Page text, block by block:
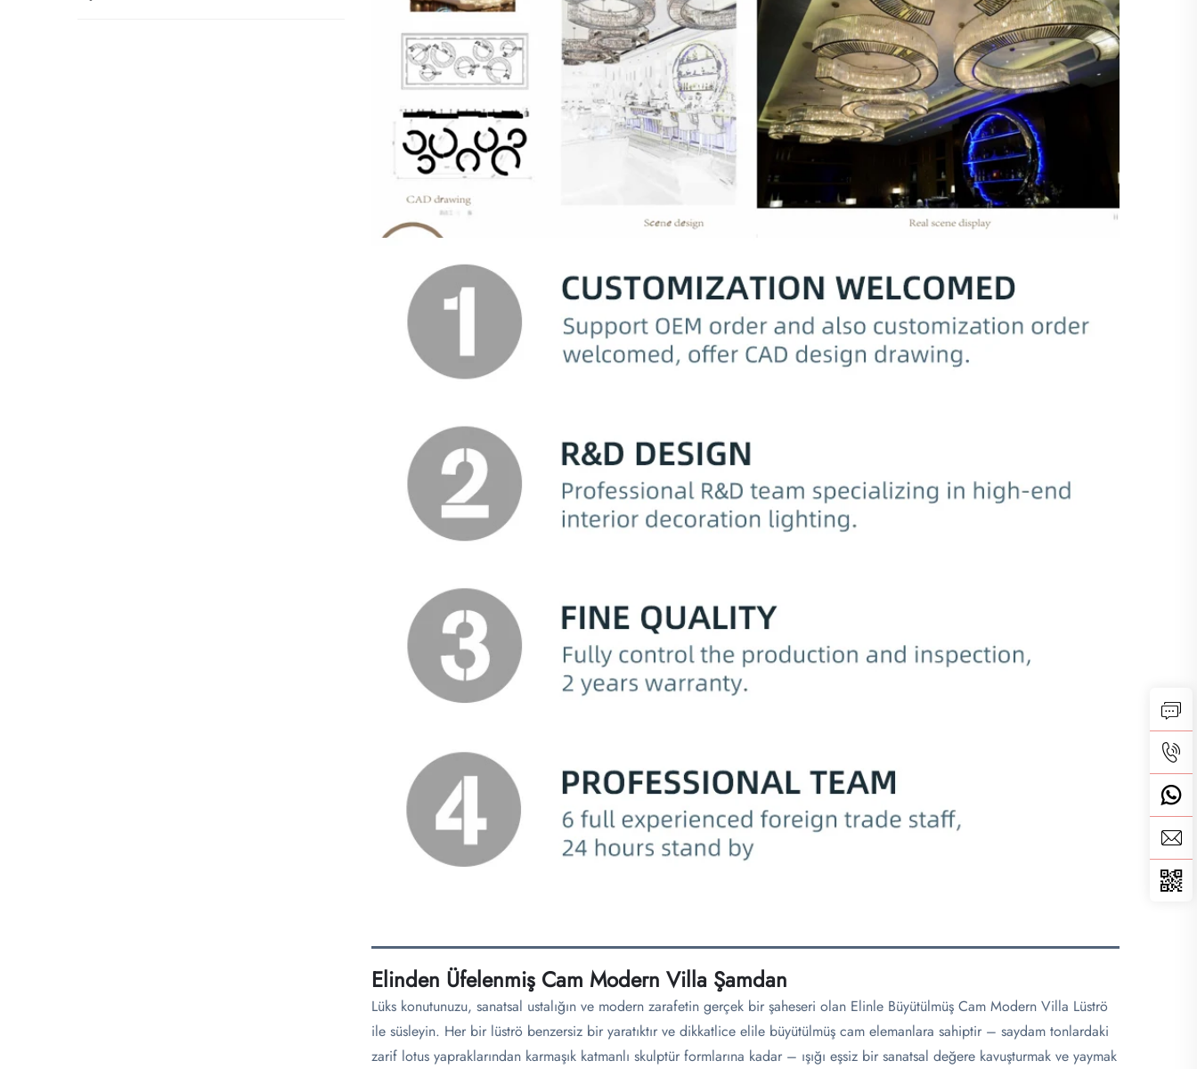
Elinden Üfelenmiş Cam Modern Villa Şamdan
Lüks konutunuzu, sanatsal ustalığın ve modern zarafetin gerçek bir şaheseri olan Elinle Büyütülmüş Cam Modern Villa Lüströ
ile süsleyin. Her bir lüströ benzersiz bir yaratıktır ve dikkatlice elile büyütülmüş cam elemanlara sahiptir – saydam tonlardaki
zarif lotus yapraklarından karmaşık katmanlı skulptür formlarına kadar – ışığı eşsiz bir sanatsal değere kavuşturmak ve yaymak